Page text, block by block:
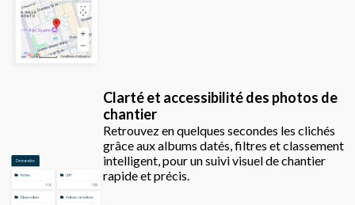
Clarté et accessibilité des photos de
chantier
Retrouvez en quelques secondes les clichés
grâce aux albums datés, filtres et classement
intelligent, pour un suivi visuel de chantier
rapide et précis.